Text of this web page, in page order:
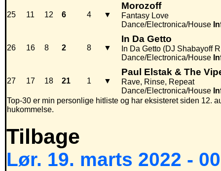
25 11 12 6 4 ▼
Morozoff
Fantasy Love
Dance/Electronica/House
26 16 8 2 8 ▼
In Da Getto
In Da Getto (DJ Shabayoff
Dance/Electronica/House
27 17 18 21 1 ▼
Paul Elstak & The
Rave, Rinse, Repeat
Dance/Electronica/House
Top-30 er min personlige hitliste og har eksisteret siden 12.
hukommelse.
Tilbage
Lør. 19. marts 2022 -